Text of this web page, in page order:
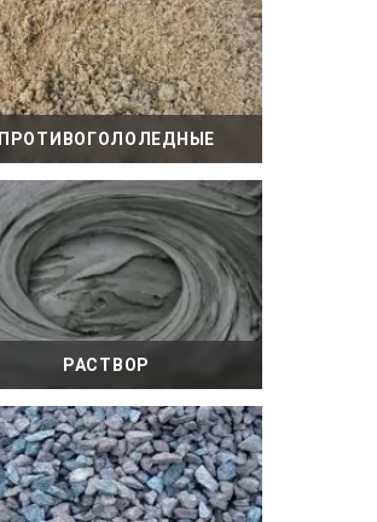
ПРОТИВОГОЛОЛЕДНЫЕ
МАТЕРИАЛЫ
РАСТВОР